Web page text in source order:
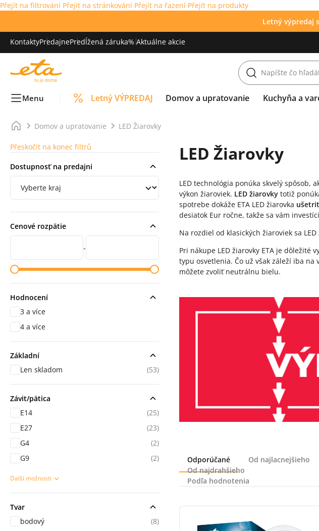
Přejít na filtrování Přejít na stránkování Přejít na řazení Přejít na produkty
Letný výpredaj
KontaktyPredajnePredĺžená záruka% Aktuálne akcie
Menu Letný VÝPREDAJ Domov a upratovanie Kuchyňa a
Domov a upratovanie LED Žiarovky
LED Žiarovky
LED technológia ponúka skvelý spôsob,
výkon žiaroviek. LED žiarovky totiž
spotrebe dokáže ETA LED žiarovka
desiatok Eur ročne, takže sa vám
Na rozdiel od klasických žiaroviek sa
Pri nákupe LED žiarovky ETA je
typu osvetlenia. Čo už však záleží iba
môžete zvoliť neutrálnu bielu.
Radenie
Odporúčané
Od najlacnejšieho
Od najdrahšieho
Podľa hodnotenia
Přeskočit na konec filtrů
Dostupnosť na predajni
Filtrování podle regionu
Cenové rozpätie
Cena od
-
Cena do
Hodnocení
hodnocení
3 a více
hodnocení
4 a více
Základní
Len skladom
(53)
Závit/pätica
E14
(25)
E27
(23)
G4
(2)
G9
(2)
Další možnosti
Tvar
bodový
(8)